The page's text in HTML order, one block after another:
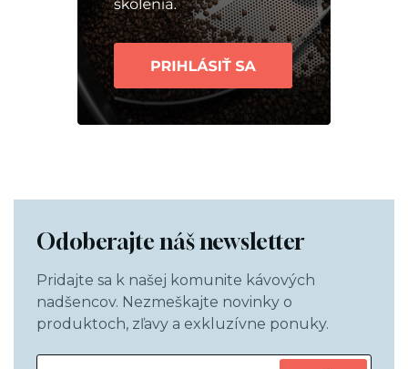
Odoberajte náš newsletter
Pridajte sa k našej komunite kávových
nadšencov. Nezmeškajte novinky o
produktoch, zľavy a exkluzívne ponuky.